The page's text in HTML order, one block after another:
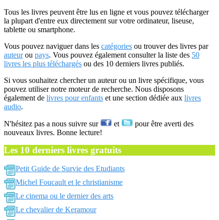
Tous les livres peuvent être lus en ligne et vous pouvez télécharger
la plupart d'entre eux directement sur votre ordinateur, liseuse,
tablette ou smartphone.
Vous pouvez naviguer dans les catégories ou trouver des livres par
auteurou pays. Vous pouvez également consulter la liste des 50
livres les plus téléchargés ou des 10 derniers livres publiés.
Si vous souhaitez chercher un auteur ou un livre spécifique, vous
pouvez utiliser notre moteur de recherche. Nous disposons
également de livres pour enfants et une section dédiée aux livres
audio.
N'hésitez pas a nous suivre sur et
pour être averti des
nouveaux livres. Bonne lecture!
Les 10 derniers livres gratuits
Petit Guide de Survie des Etudiants
Michel Foucault et le christianisme
Le cinema ou le dernier des arts
Le chevalier de Keramour